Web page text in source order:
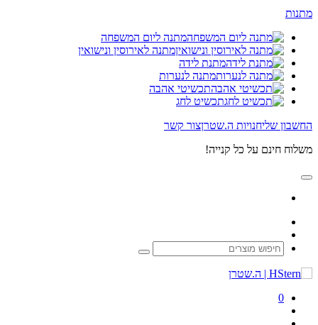
מתנות
מתנה ליום המשפחה
מתנה לאירוסין ונישואין
מתנת לידה
מתנה לנערות
תכשיטי אהבה
תכשיט לחג
החשבון שליחנויות ה.שטרןצור קשר
משלוח חינם על כל קנייה!
0